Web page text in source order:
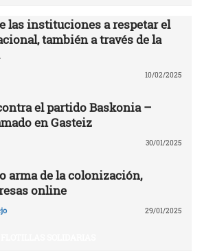
las instituciones a respetar el
también a través de la
10/02/2025
el partido Baskonia –
en Gasteiz
30/01/2025
arma de la colonización,
online
29/01/2025